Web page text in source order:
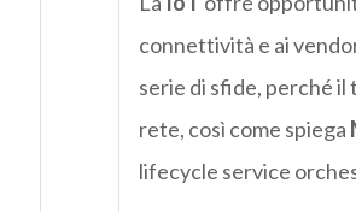
connettività e ai
serie di sfide, perché
rete, così come spiega
lifecycle service